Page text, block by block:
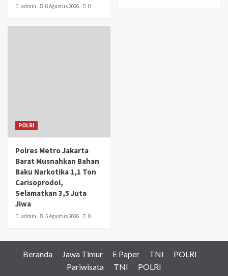
admin 6 Agustus 2026 0
POLRI
Polres Metro Jakarta
Barat Musnahkan Bahan
Baku Narkotika 1,1 Ton
Carisoprodol,
Selamatkan 3,5 Juta
Jiwa
admin 5 Agustus 2026 0
Beranda Jawa Timur E Paper TNI
POLRI
Pariwisata
TNI POLRI